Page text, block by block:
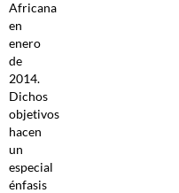
Africana
en
enero
de
2014.
Dichos
objetivos
hacen
un
especial
énfasis